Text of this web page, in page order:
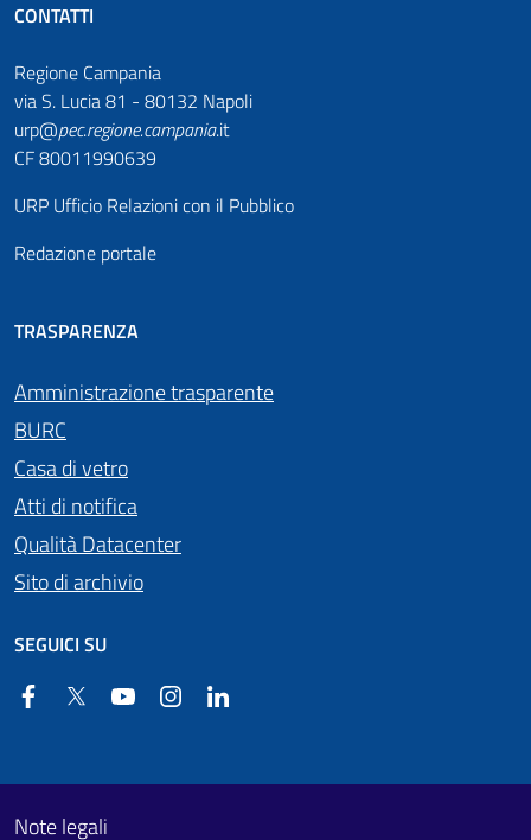
CONTATTI
Regione Campania
via S. Lucia 81 - 80132 Napoli
urp@pec.regione.campania.it
CF 80011990639
URP Ufficio Relazioni con il Pubblico
Redazione portale
TRASPARENZA
Amministrazione trasparente
BURC
Casa di vetro
Atti di notifica
Qualità Datacenter
Sito di archivio
SEGUICI SU
FacebookTwitter YouTube Instagram
Footer First
Useful links section
Note legali